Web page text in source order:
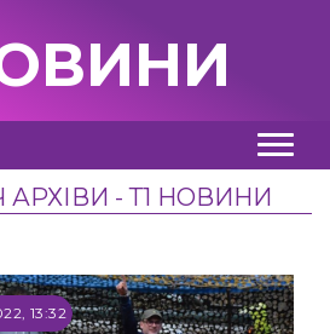
АРХІВИ - Т1 НОВИНИ
13:32